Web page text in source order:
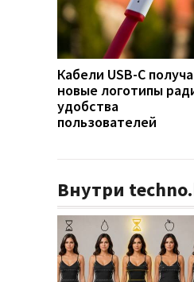
Кабели USB-C
новые логотипы
удобства
пользователей
Внутри